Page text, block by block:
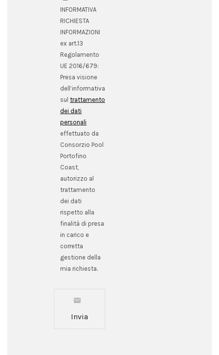
INFORMATIVA
RICHIESTA
INFORMAZIONI
ex art.13
Regolamento
UE 2016/679:
Presa visione
dell’informativa
sul trattamento
dei dati
personali
effettuato da
Consorzio Pool
Portofino
Coast,
autorizzo al
trattamento
dei dati
rispetto alla
finalità di presa
in carico e
corretta
gestione della
mia richiesta.
Invia